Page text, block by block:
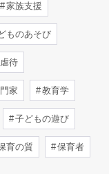
家族支援
ものあそび
待
家 教育学
子どもの遊び
育の質 保育者